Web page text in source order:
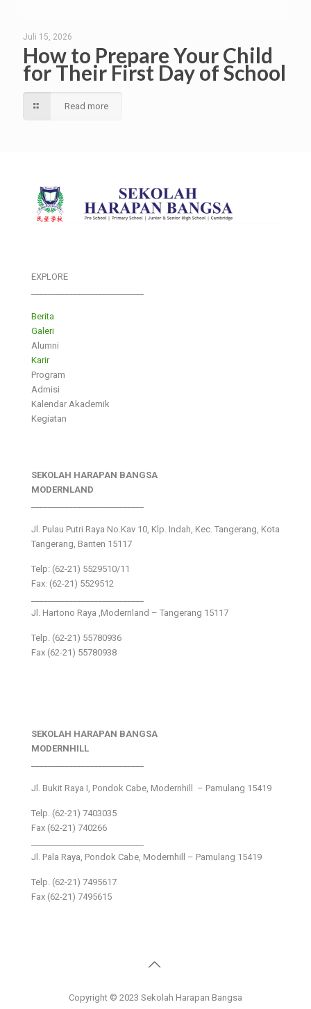
Juli 15, 2026
How to Prepare Your Child
for Their First Day of School
Read more
EXPLORE
Berita
Galeri
Alumni
Karir
Program
Admisi
Kalendar Akademik
Kegiatan
SEKOLAH HARAPAN BANGSA
MODERNLAND
Jl. Pulau Putri Raya No.Kav 10, Klp. Indah, Kec. Tangerang, Kota
Tangerang, Banten 15117
Telp: (62-21) 5529510/11
Fax: (62-21) 5529512
Jl. Hartono Raya ,Modernland – Tangerang 15117
Telp. (62-21) 55780936
Fax (62-21) 55780938
SEKOLAH HARAPAN BANGSA
MODERNHILL
Jl. Bukit Raya I, Pondok Cabe, Modernhill – Pamulang 15419
Telp. (62-21) 7403035
Fax (62-21) 740266
Jl. Pala Raya, Pondok Cabe, Modernhill – Pamulang 15419
Telp. (62-21) 7495617
Fax (62-21) 7495615
Copyright © 2023 Sekolah Harapan Bangsa